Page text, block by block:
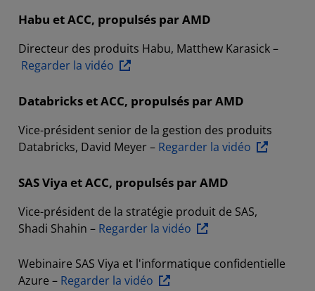
Habu et ACC, propulsés par AMD
Directeur des produits Habu, Matthew Karasick –
Regarder la vidéo
Databricks et ACC, propulsés par AMD
Vice-président senior de la gestion des produits
Databricks, David Meyer – Regarder la vidéo
SAS Viya et ACC, propulsés par AMD
Vice-président de la stratégie produit de SAS,
Shadi Shahin – Regarder la vidéo
Webinaire SAS Viya et l'informatique confidentielle
Azure – Regarder la vidéo